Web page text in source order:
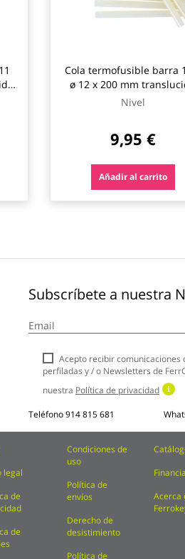
Cola termofusible barra
ø 12 x 200 mm
nivel
Nivel
9,95 €
Añadir al carrito
Subscríbete a nuestra
a
boletín
noticias:
Acepto recibir comunicaciones
perfiladas y / o Newsletters de
nuestra Política de privacidad
Teléfono914 815 681
legal
de
de
Condiciones de
uso
Política de
envíos
Derecho de
desistimiento
Política de
Acerca